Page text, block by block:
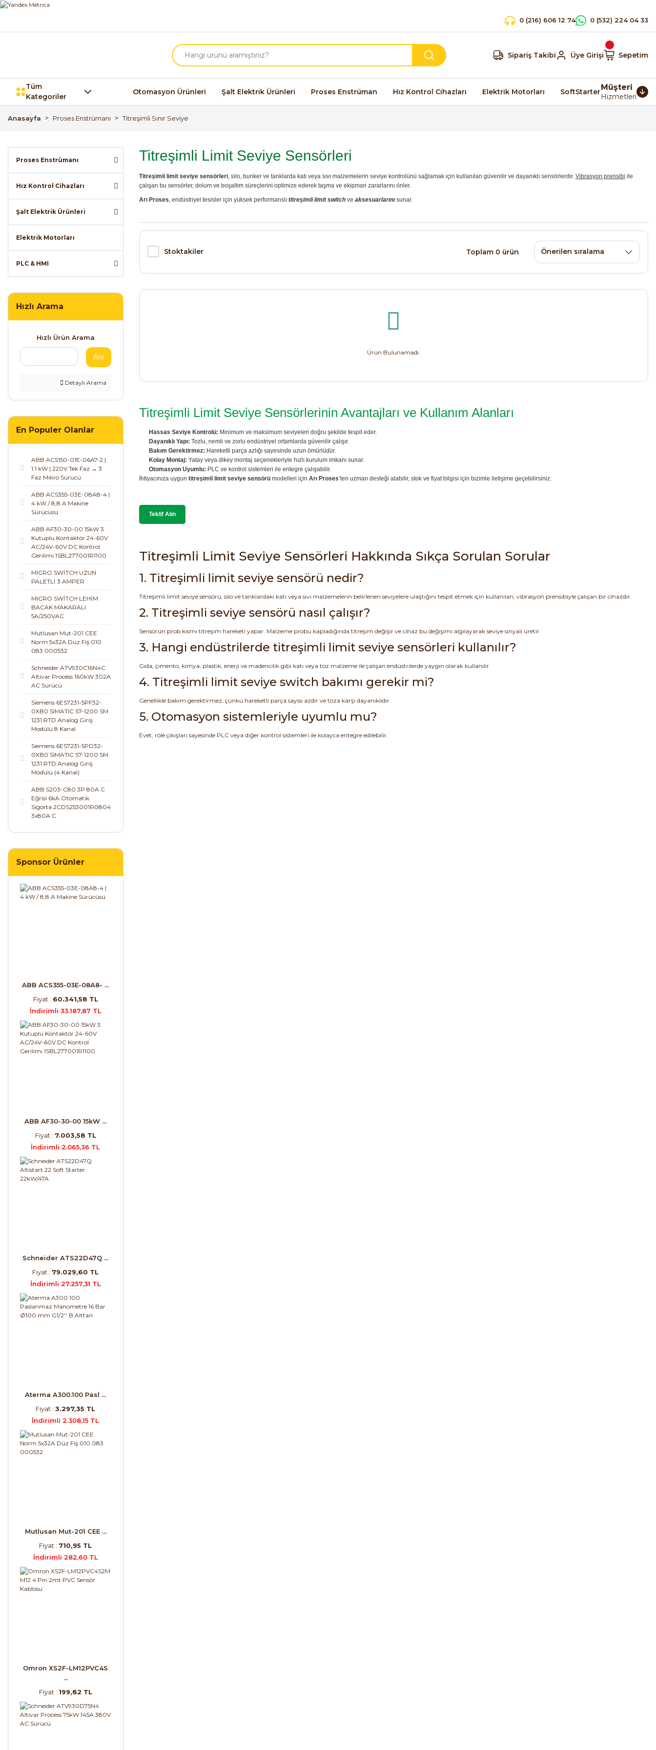
0 (216) 606 12 74 0 (532) 224 04 33
Sipariş Takibi Üye Girişi Sepetim
Tüm
Kategoriler
Otomasyon Ürünleri Şalt Elektrik Ürünleri Proses Enstrüman Hız Kontrol Cihazları Elektrik Motorları SoftStarterMüşteri
Hizmetleri
Anasayfa Proses Enstrümanı Titreşimli Sınır Seviye
Proses Enstrümanı
Hız Kontrol Cihazları
Şalt Elektrik Ürünleri
Elektrik Motorları
PLC & HMI
Hızlı Arama
Hızlı Ürün Arama
Ara
Detaylı Arama
En Populer Olanlar
ABB ACS150-01E-06A7-2 |
1.1 kW | 220V Tek Faz → 3
Faz Mikro Sürücü
ABB ACS355-03E-08A8-4 |
4 kW / 8,8 A Makine
Sürücüsü
ABB AF30-30-00 15kW 3
Kutuplu Kontaktör 24-60V
AC/24V-60V DC Kontrol
Gerilimi 1SBL277001R1100
MICRO SWİTCH UZUN
PALETLİ 3 AMPER
MICRO SWİTCH LEHİM
BACAK MAKARALI
5A/250VAC
Mutlusan Mut-201 CEE
Norm 5x32A Düz Fiş 010
083 000532
Schneider ATV930C16N4C
Altivar Process 160kW 302A
AC Sürücü
Siemens 6ES7231-5PF32-
0XB0 SIMATIC S7-1200 SM
1231 RTD Analog Giriş
Modülü 8 Kanal
Siemens 6ES7231-5PD32-
0XB0 SIMATIC S7-1200 SM
1231 RTD Analog Giriş
Modülü (4 Kanal)
ABB S203-C80 3P 80A C
Eğrisi 6kA Otomatik
Sigorta 2CDS253001R0804
3x80A C
Sponsor Ürünler
ABB ACS355-03E-08A8- ...
Fiyat : 60.341,58 TL
İndirimli 33.187,87 TL
ABB AF30-30-00 15kW ...
Fiyat : 7.003,58 TL
İndirimli 2.065,36 TL
Schneider ATS22D47Q ...
Fiyat : 79.029,60 TL
İndirimli 27.257,31 TL
Aterma A300.100 Pasl ...
Fiyat :3.297,35 TL
İndirimli 2.308,15 TL
Mutlusan Mut-201 CEE ...
Fiyat : 710,95 TL
İndirimli 282,60 TL
Omron XS2F-LM12PVC4S
...
Fiyat : 199,82 TL
Titreşimli Limit Seviye Sensörleri
Titreşimli limit seviye sensörleri, silo, bunker ve tanklarda katı veya sıvı malzemelerin seviye kontrolünü sağlamak için kullanılan güvenilir ve dayanıklı sensörlerdir. Vibrasyon prensibi ile
çalışan bu sensörler, dolum ve boşaltım süreçlerini optimize ederek taşma ve ekipman zararlarını önler.
Arı Proses, endüstriyel tesisler için yüksek performanslı titreşimli limit switchve aksesuarlarını sunar.
Stoktakiler Toplam 0 ürün
Ürün Bulunamadı.
Titreşimli Limit Seviye Sensörlerinin Avantajları ve Kullanım Alanları
Hassas Seviye Kontrolü: Minimum ve maksimum seviyeleri doğru şekilde tespit eder.
Dayanıklı Yapı: Tozlu, nemli ve zorlu endüstriyel ortamlarda güvenilir çalışır.
Bakım Gerektirmez: Hareketli parça azlığı sayesinde uzun ömürlüdür.
Kolay Montaj: Yatay veya dikey montaj seçenekleriyle hızlı kurulum imkanı sunar.
Otomasyon Uyumlu: PLC ve kontrol sistemleri ile entegre çalışabilir.
İhtiyacınıza uygun titreşimli limit seviye sensörümodelleri için Arı Proses’ten uzman desteği alabilir, stok ve fiyat bilgisi için bizimle iletişime geçebilirsiniz.
Teklif Alın
Titreşimli Limit Seviye Sensörleri Hakkında Sıkça Sorulan Sorular
1. Titreşimli limit seviye sensörü nedir?
Titreşimli limit seviye sensörü, silo ve tanklardaki katı veya sıvı malzemelerin belirlenen seviyelere ulaştığını tespit etmek için kullanılan, vibrasyon prensibiyle çalışan bir cihazdır.
2. Titreşimli seviye sensörü nasıl çalışır?
Sensörün prob kısmı titreşim hareketi yapar. Malzeme probu kapladığında titreşim değişir ve cihaz bu değişimi algılayarak seviye sinyali üretir.
3. Hangi endüstrilerde titreşimli limit seviye sensörleri kullanılır?
Gıda, çimento, kimya, plastik, enerji ve madencilik gibi katı veya toz malzeme ile çalışan endüstrilerde yaygın olarak kullanılır.
4. Titreşimli limit seviye switch bakımı gerekir mi?
Genellikle bakım gerektirmez, çünkü hareketli parça sayısı azdır ve toza karşı dayanıklıdır.
5. Otomasyon sistemleriyle uyumlu mu?
Evet, röle çıkışları sayesinde PLC veya diğer kontrol sistemleri ile kolayca entegre edilebilir.